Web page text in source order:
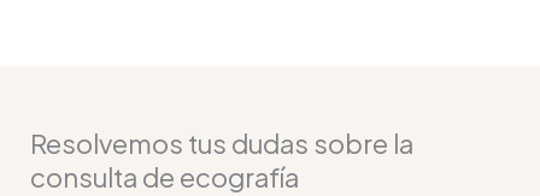
Resolvemos tus dudas sobre la
consulta de ecografía